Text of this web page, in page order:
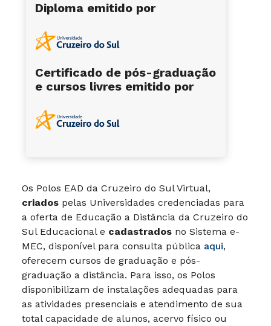
Os Polos EAD da Cruzeiro do Sul Virtual,
criados pelas Universidades credenciadas para
a oferta de Educação a Distância da Cruzeiro do
Sul Educacional e cadastrados no Sistema e-
MEC, disponível para consulta pública aqui,
oferecem cursos de graduação e pós-
graduação a distância. Para isso, os Polos
disponibilizam de instalações adequadas para
as atividades presenciais e atendimento de sua
total capacidade de alunos, acervo físico ou
Diploma emitido por
Certificado de pós-graduação
e cursos livres emitido por